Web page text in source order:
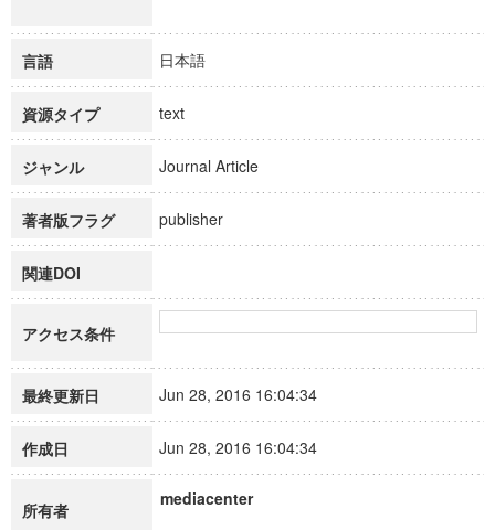
言語 日本語
資源タイプ text
ジャンル Journal Article
著者版フラグ publisher
関連DOI
アクセス条件
最終更新日 Jun 28, 2016 16:04:34
作成日 Jun 28, 2016 16:04:34
所有者
mediacenter